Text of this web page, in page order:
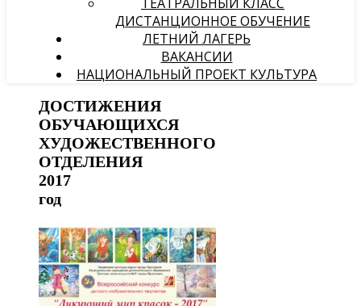
ДИСТАНЦИОННОЕ ОБУЧЕНИЕ
ЛЕТНИЙ ЛАГЕРЬ
ВАКАНСИИ
НАЦИОНАЛЬНЫЙ ПРОЕКТ КУЛЬТУРА
ДОСТИЖЕНИЯ
ОБУЧАЮЩИХСЯ
ХУДОЖЕСТВЕННОГО
ОТДЕЛЕНИЯ
2017
год